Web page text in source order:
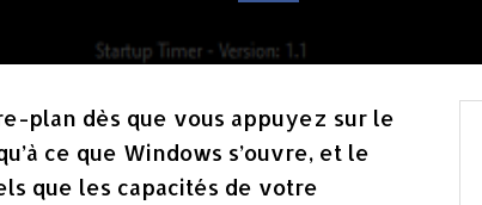
plan dès que vous appuyez sur le
ce que Windows s’ouvre, et le
que les capacités de votre